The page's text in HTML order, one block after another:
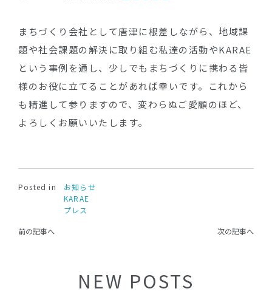
NEW POSTS
まちづくり会社として唐津に根差しながら、地域課
題や社会課題の解決に取り組む私達の活動やKARAE
という事例を通し、少しでもまちづくりに携わる皆
様のお役に立てることがあれば幸いです。これから
も精進して参りますので、変わらぬご愛顧のほど、
よろしくお願いいたします。
Posted in
お知らせ
KARAE
プレス
前の記事へ 次の記事へ